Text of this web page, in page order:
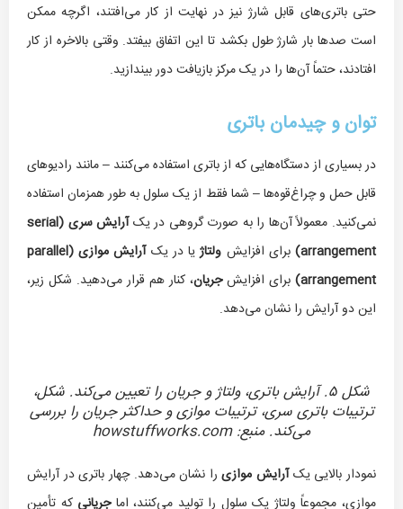
حتی باتری‌های قابل شارژ نیز در نهایت از کار می‌افتند، اگرچه ممکن
است صدها بار شارژ طول بکشد تا این اتفاق بیفتد. وقتی بالاخره از کار
افتادند، حتماً آن‌ها را در یک مرکز بازیافت دور بیندازید.
توان و چیدمان باتری
در بسیاری از دستگاه‌هایی که از باتری استفاده می‌کنند – مانند رادیوهای
قابل حمل و چراغ‌قوه‌ها – شما فقط از یک سلول به طور همزمان استفاده
نمی‌کنید. معمولاً آن‌ها را به صورت گروهی در یکآرایش سری (serial
arrangement
)برای افزایش ولتاژیا در یکآرایش موازی (parallel
arrangement
) برای افزایشجریان، کنار هم قرار می‌دهید. شکل زیر،
این دو آرایش را نشان می‌دهد.
شکل ۵. آرایش باتری، ولتاژ و جریان را تعیین می‌کند. شکل،
ترتیبات باتری سری، ترتیبات موازی و حداکثر جریان را بررسی
می‌کند. منبع: howstuffworks.com
نمودار بالایی یکآرایش موازیرا نشان می‌دهد. چهار باتری در آرایش
موازی، مجموعاً ولتاژ یک سلول را تولید می‌کنند، اماجریانیکه تأمین